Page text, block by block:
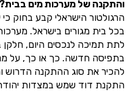
והתקנה של מערכות מים
הרגולטור הישראלי קבע בחוק
בכל בית מגורים בישראל.
לתת תמיכה לנכסים היום, חלקן
בתפיסה חדשה. כך או כך, על
להכיר את סוג ההתקנה הדרוש
התקנת דוד שמש במצדות